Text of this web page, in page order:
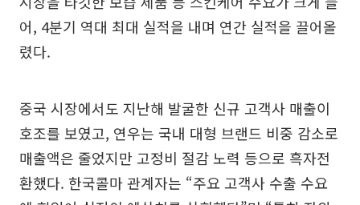
어, 4분기 역대 최대 실적을 내며 연간 실적을 끌어올
렸다.
중국 시장에서도 지난해 발굴한 신규 고객사 매출이
호조를 보였고, 연우는 국내 대형 브랜드 비중 감소로
매출액은 줄었지만 고정비 절감 노력 등으로 흑자전
환했다. 한국콜마 관계자는 “주요 고객사 수출 수요